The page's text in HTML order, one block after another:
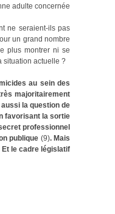
adulte concernée
ne seraient-ils pas
un grand nombre
plus montrer ni se
situation actuelle ?
au sein des
majoritairement
la question de
favorisant la sortie
professionnel
publique (9). Mais
Et le cadre législatif